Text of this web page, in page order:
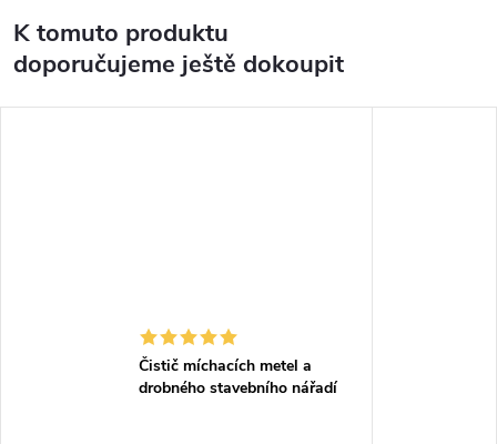
K tomuto produktu
doporučujeme ještě dokoupit
Čistič míchacích metel a
drobného stavebního nářadí